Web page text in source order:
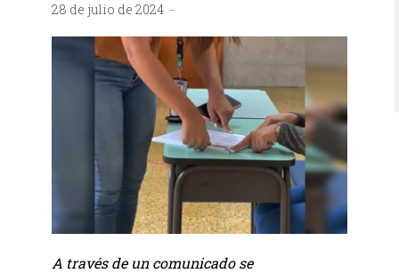
28 de julio de 2024
A través de un comunicado se